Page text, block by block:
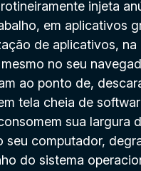
injeta
em aplicativos
de aplicativos, na
no seu
ao ponto de,
tela cheia de
sua largura
seu computador,
do sistema